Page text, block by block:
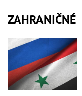
ZAHRANIČNÉ